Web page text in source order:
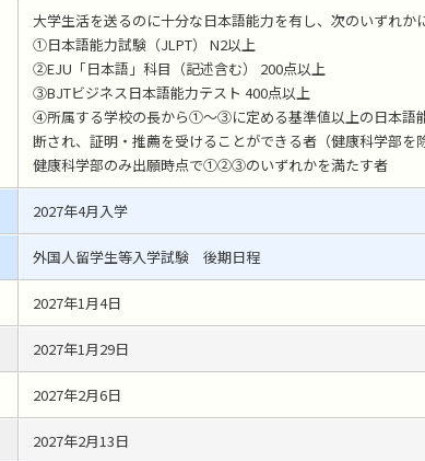
大学生活を送るのに十分な日本語能力を有し、次のいずれか
①日本語能力試験（JLPT） N2以上
②EJU「日本語」科目（記述含む） 200点以上
③BJTビジネス日本語能力テスト 400点以上
④所属する学校の長から①～③に定める基準値以上の日本語
断され、証明・推薦を受けることができる者（健康科学部を
健康科学部のみ出願時点で①②③のいずれかを満たす者
2027年4月入学
外国人留学生等入学試験 後期日程
2027年1月4日
2027年1月29日
2027年2月6日
2027年2月13日